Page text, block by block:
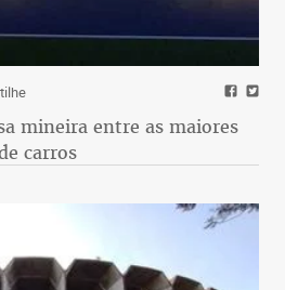
mineira entre as maiores
carros